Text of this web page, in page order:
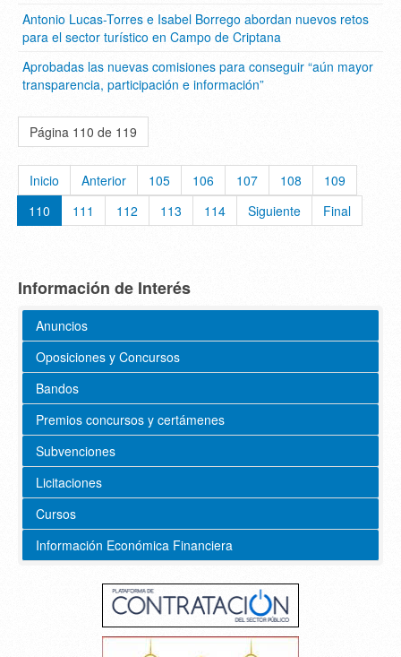
Antonio Lucas-Torres e Isabel Borrego abordan nuevos retos
para el sector turístico en Campo de Criptana
Aprobadas las nuevas comisiones para conseguir “aún mayor
transparencia, participación e información”
Página 110 de 119
Inicio Anterior 105 106 107 108
109
110
111 112 113 114 Siguiente Final
Información de Interés
Anuncios
Oposiciones y Concursos
Bandos
Premios concursos y certámenes
Subvenciones
Licitaciones
Cursos
Información Económica Financiera